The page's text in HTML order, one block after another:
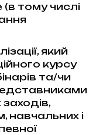
(в тому числі
який
курсу
та/чи
навчальних і